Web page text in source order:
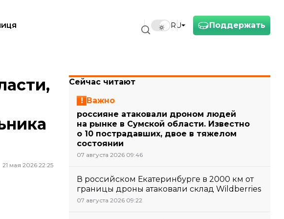
Поддержать
RU
прах Мельника — главное за 21 мая
21 мая 2026 22:25
Сейчас читают
Важно
россияне атаковали дроном людей
на рынке в Сумской области. Известно
о 10 пострадавших, двое в тяжелом
состоянии
07 августа 2026 09:46
В российском Екатеринбурге в 2000 км от
границы дроны атаковали склад Wildberries
07 августа 2026 09:22